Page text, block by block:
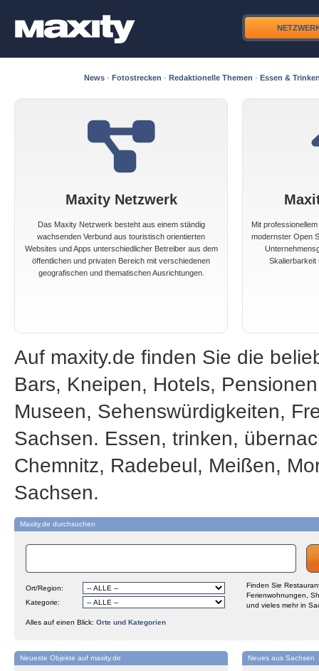
News · Fotostrecken · Redaktionelle Themen · Essen &
Maxity Netzwerk
Das Maxity Netzwerk besteht aus einem ständig
wachsenden Verbund aus touristisch orientierten
Websites und Apps unterschiedlicher Betreiber aus dem
öffentlichen und privaten Bereich mit verschiedenen
geografischen und thematischen Ausrichtungen.
Mit
modernster Open
Skalierbarkeit
Auf maxity.de finden Sie die
Bars, Kneipen, Hotels,
Museen, Sehenswürdigkeiten,
Sachsen. Essen, trinken,
Chemnitz, Radebeul, Meißen,
Sachsen.
Maxity.de durchsuchen
Ort/Region:
Kategorie:
Finden Sie
Ferienwohnungen,
und vieles mehr in
Alles auf einen Blick: Orte und Kategorien
Neueste Objekte auf maxity.de Neues aus Sachsen